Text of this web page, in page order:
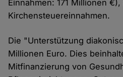
Einnahmen: 171 Millionen
Kirchensteuereinnahmen.
Die "Unterstützung
Millionen Euro. Dies
Mitfinanzierung von